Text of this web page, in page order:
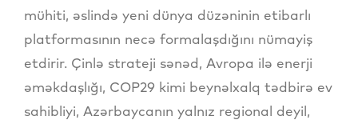
mühiti, əslində yeni dünya düzəninin etibarlı
platformasının necə formalaşdığını nümayiş
etdirir. Çinlə strateji sənəd, Avropa ilə enerji
əməkdaşlığı, COP29 kimi beynəlxalq tədbirə ev
sahibliyi, Azərbaycanın yalnız regional deyil,